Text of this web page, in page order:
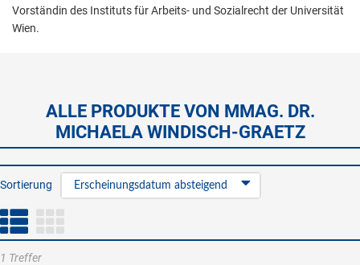
Vorständin des Instituts für Arbeits- und Sozialrecht der Universität
Wien.
ALLE PRODUKTE VON MMAG. DR.
MICHAELA WINDISCH-GRAETZ
Sortierung Erscheinungsdatum absteigend
1 Treffer